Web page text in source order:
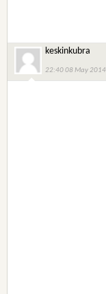
keskinkubra
22:40 08 May 2014